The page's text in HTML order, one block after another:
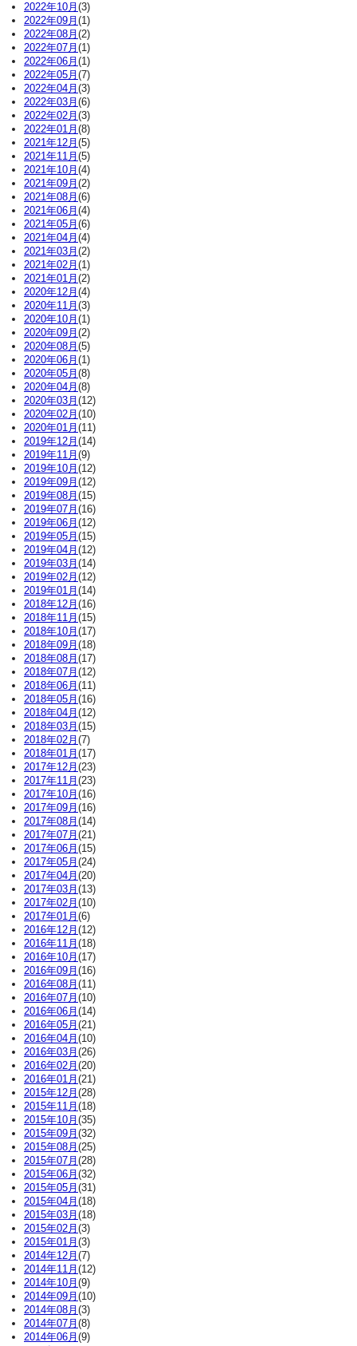
2022年10月 (3)
2022年09月 (1)
2022年08月 (2)
2022年07月 (1)
2022年06月 (1)
2022年05月 (7)
2022年04月 (3)
2022年03月 (6)
2022年02月 (3)
2022年01月 (8)
2021年12月 (5)
2021年11月 (5)
2021年10月 (4)
2021年09月 (2)
2021年08月 (6)
2021年06月 (4)
2021年05月 (6)
2021年04月 (4)
2021年03月 (2)
2021年02月 (1)
2021年01月 (2)
2020年12月 (4)
2020年11月 (3)
2020年10月 (1)
2020年09月 (2)
2020年08月 (5)
2020年06月 (1)
2020年05月 (8)
2020年04月 (8)
2020年03月 (12)
2020年02月 (10)
2020年01月 (11)
2019年12月 (14)
2019年11月 (9)
2019年10月 (12)
2019年09月 (12)
2019年08月 (15)
2019年07月 (16)
2019年06月 (12)
2019年05月 (15)
2019年04月 (12)
2019年03月 (14)
2019年02月 (12)
2019年01月 (14)
2018年12月 (16)
2018年11月 (15)
2018年10月 (17)
2018年09月 (18)
2018年08月 (17)
2018年07月 (12)
2018年06月 (11)
2018年05月 (16)
2018年04月 (12)
2018年03月 (15)
2018年02月 (7)
2018年01月 (17)
2017年12月 (23)
2017年11月 (23)
2017年10月 (16)
2017年09月 (16)
2017年08月 (14)
2017年07月 (21)
2017年06月 (15)
2017年05月 (24)
2017年04月 (20)
2017年03月 (13)
2017年02月 (10)
2017年01月 (6)
2016年12月 (12)
2016年11月 (18)
2016年10月 (17)
2016年09月 (16)
2016年08月 (11)
2016年07月 (10)
2016年06月 (14)
2016年05月 (21)
2016年04月 (10)
2016年03月 (26)
2016年02月 (20)
2016年01月 (21)
2015年12月 (28)
2015年11月 (18)
2015年10月 (35)
2015年09月 (32)
2015年08月 (25)
2015年07月 (28)
2015年06月 (32)
2015年05月 (31)
2015年04月 (18)
2015年03月 (18)
2015年02月 (3)
2015年01月 (3)
2014年12月 (7)
2014年11月 (12)
2014年10月 (9)
2014年09月 (10)
2014年08月 (3)
2014年07月 (8)
2014年06月 (9)